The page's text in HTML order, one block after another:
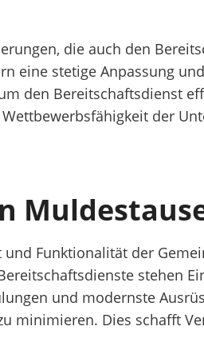
die auch den
eine stetige Anpassung
den Bereitschaftsdienst
der
Funktionalität der
stehen
und modernste
minimieren. Dies schafft